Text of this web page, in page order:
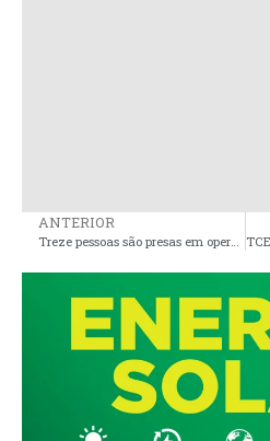
ANTERIOR
Treze pessoas são presas em operação contra crimes violentos em Mirinzal